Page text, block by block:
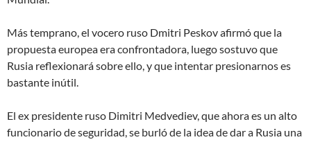
Más temprano, el vocero ruso Dmitri Peskov afirmó que la
propuesta europea eraconfrontadora, luego sostuvo que
Rusia reflexionará sobre ello, y que intentar presionarnos es
bastante inútil.
El ex presidente ruso Dimitri Medvediev, que ahora es un alto
funcionario de seguridad, se burló de la idea de dar a Rusia una